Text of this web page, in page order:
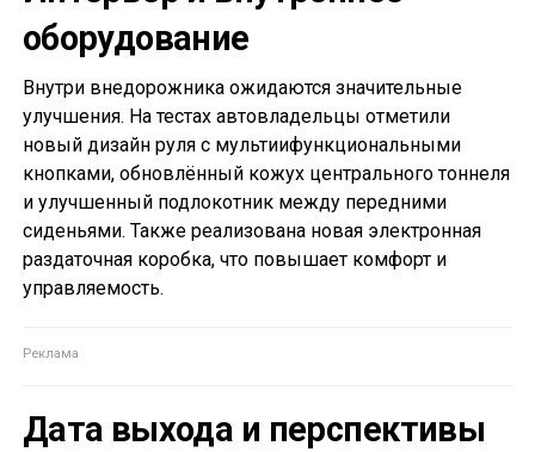
оборудование
Внутри внедорожника ожидаются значительные
улучшения. На тестах автовладельцы отметили
новый дизайн руля с мультиифункциональными
кнопками, обновлённый кожух центрального тоннеля
и улучшенный подлокотник между передними
сиденьями. Также реализована новая электронная
раздаточная коробка, что повышает комфорт и
управляемость.
Дата выхода и перспективы